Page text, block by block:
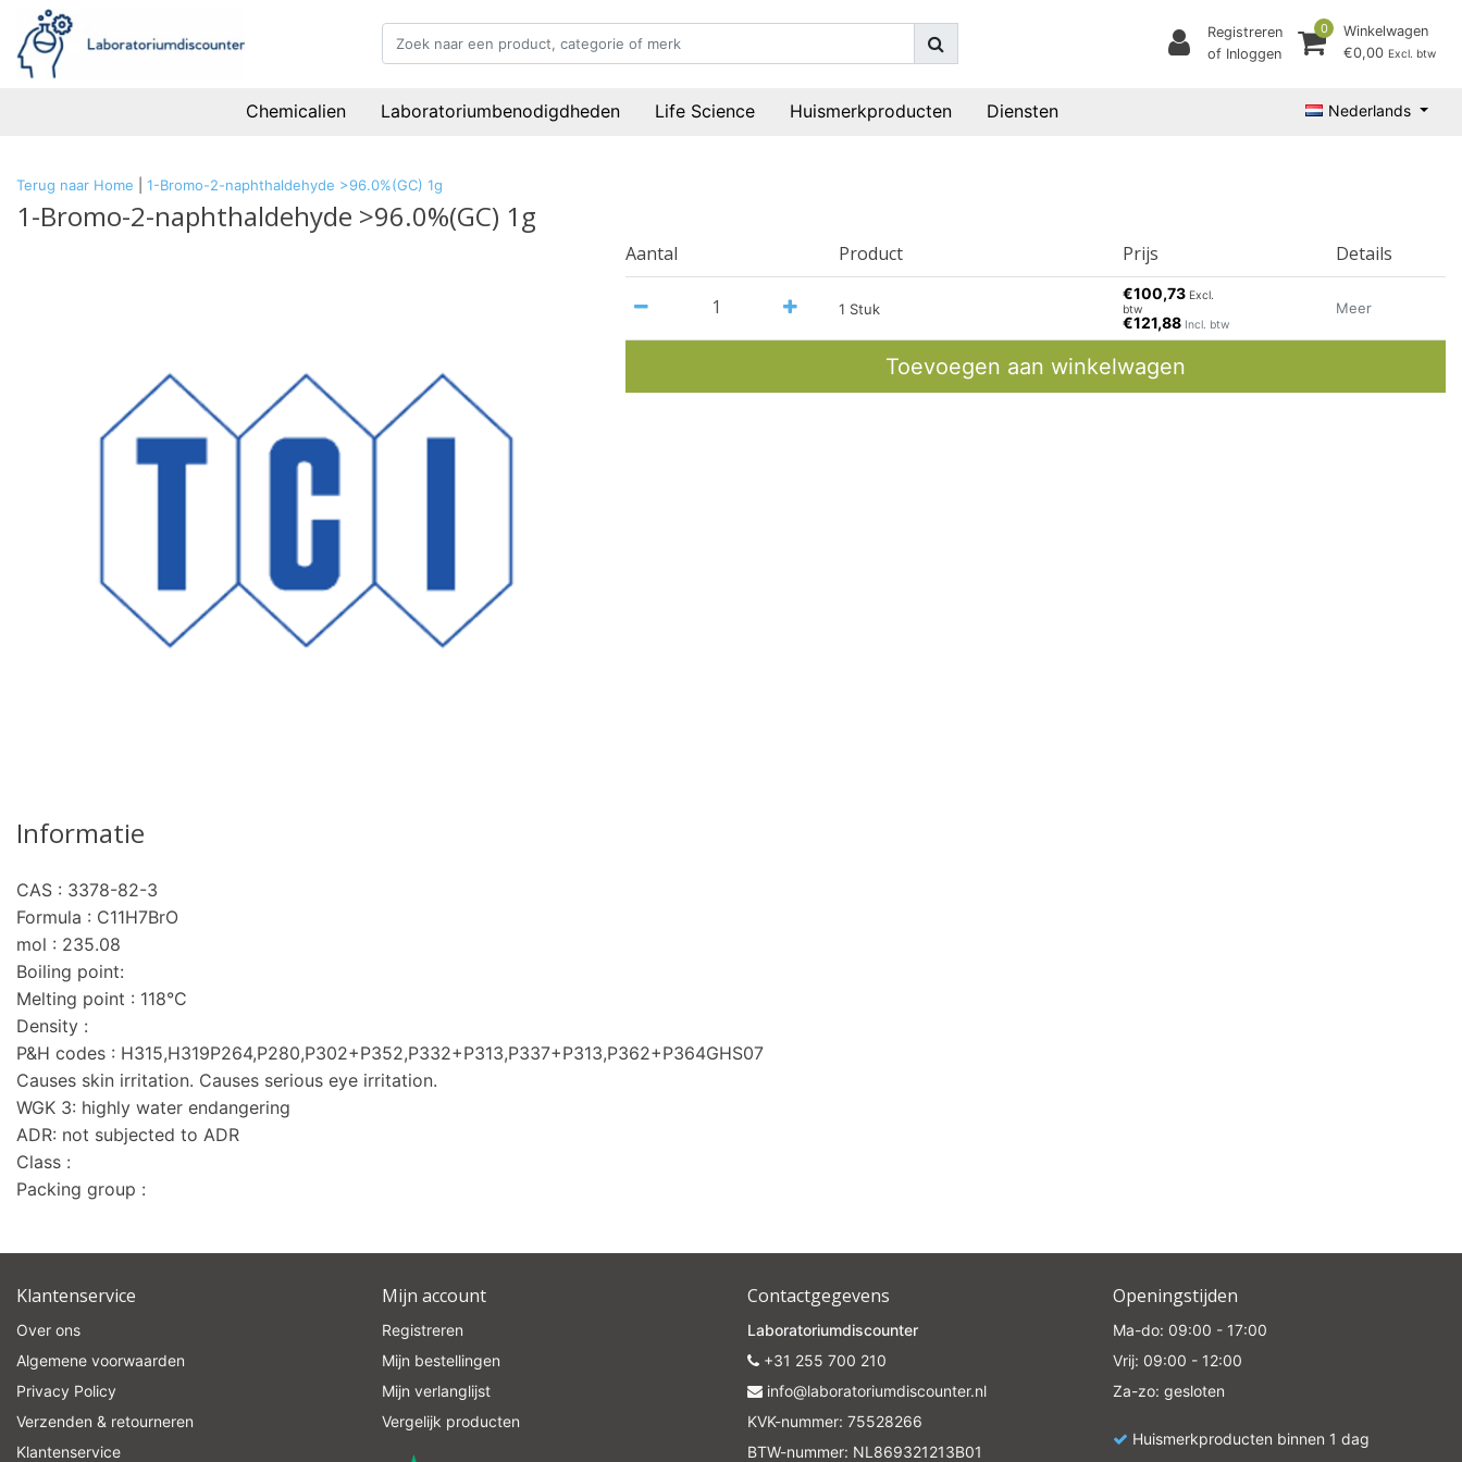
Registreren
of Inloggen
0
Winkelwagen
€0,00 Excl. btw
Chemicalien Laboratoriumbenodigdheden Life Science Huismerkproducten Diensten Nederlands
Terug naar Home 1-Bromo-2-naphthaldehyde >96.0%(GC) 1g
1-Bromo-2-naphthaldehyde >96.0%(GC) 1g
Aantal Product Prijs Details
1 Stuk
€100,73 Excl.
btw
€121,88 Incl. btw
Meer
Toevoegen aan winkelwagen
Informatie
CAS : 3378-82-3
Formula : C11H7BrO
mol : 235.08
Boiling point:
Melting point : 118°C
Density :
P&H codes : H315,H319P264,P280,P302+P352,P332+P313,P337+P313,P362+P364GHS07
Causes skin irritation. Causes serious eye irritation.
WGK 3: highly water endangering
ADR: not subjected to ADR
Class :
Packing group :
Klantenservice
Over ons
Algemene voorwaarden
Privacy Policy
Verzenden & retourneren
Klantenservice
Mijn account
Registreren
Mijn bestellingen
Mijn verlanglijst
Vergelijk producten
Contactgegevens
Laboratoriumdiscounter
+31 255 700 210
info@laboratoriumdiscounter.nl
KVK-nummer: 75528266
BTW-nummer: NL869321213B01
Openingstijden
Ma-do: 09:00 - 17:00
Vrij: 09:00 - 12:00
Za-zo: gesloten
Huismerkproducten binnen 1 dag